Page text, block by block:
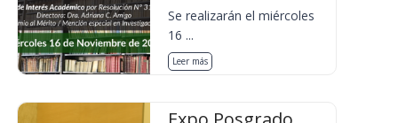
Se realizarán el miércoles
16 ...
Leer más